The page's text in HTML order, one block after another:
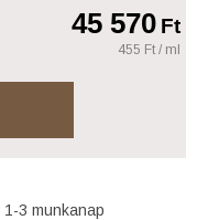
45 570Ft
455 Ft / ml
1-3 munkanap